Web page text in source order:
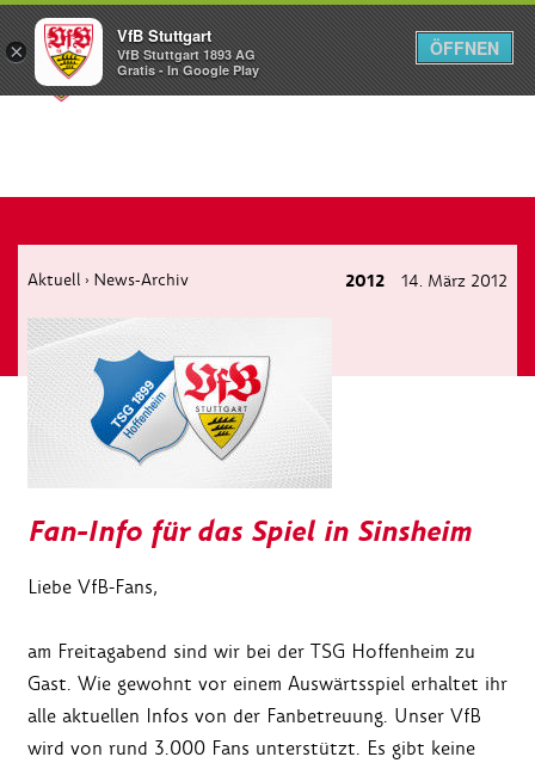
Menü
Aktuell › News-Archiv 2012 14. März 2012
Fan-Info für das Spiel in Sinsheim
Liebe VfB-Fans,
am Freitagabend sind wir bei der TSG Hoffenheim zu
Gast. Wie gewohnt vor einem Auswärtsspiel erhaltet ihr
alle aktuellen Infos von der Fanbetreuung. Unser VfB
wird von rund 3.000 Fans unterstützt. Es gibt keine
×
VfB Stuttgart
VfB Stuttgart 1893 AG
Gratis - In Google Play
ÖFFNEN